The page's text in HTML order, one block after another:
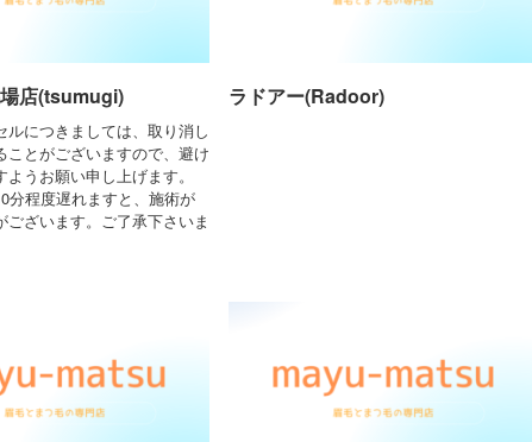
店(tsumugi)
ルにつきましては、取り消し
ことがございますので、避け
うお願い申し上げます。
分程度遅れますと、施術が
ございます。ご了承下さいま
ラドアー(Radoor)